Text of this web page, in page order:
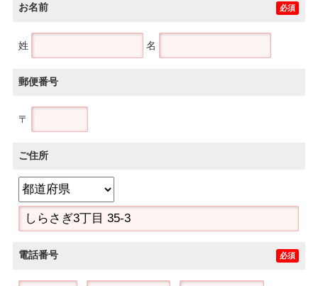
お名前 必須
姓 名
郵便番号
〒
ご住所
電話番号 必須